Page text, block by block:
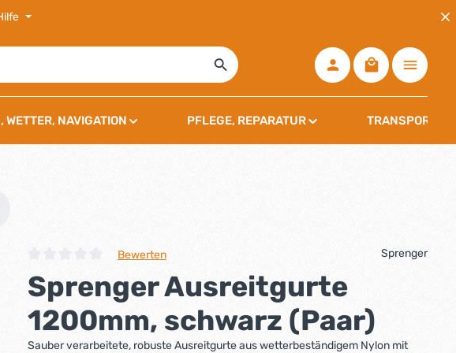
Warenkorb
WETTER, NAVIGATION PFLEGE, REPARATUR TRANSPORT,
Bewerten Sprenger
Sprenger Ausreitgurte
1200mm, schwarz (Paar)
Sauber verarbeitete, robuste Ausreitgurte aus wetterbeständigem Nylon mit